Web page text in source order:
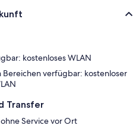
kostenloses WLAN
verfügbar: kostenloser
Transfer
Service vor Ort